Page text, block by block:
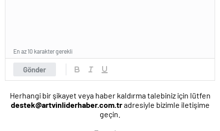
Gönder
En az 10 karakter gerekli
Herhangi bir şikayet veya haber kaldırma talebiniz için lütfen
destek@artvinliderhaber.com.tradresiyle bizimle iletişime
geçin.